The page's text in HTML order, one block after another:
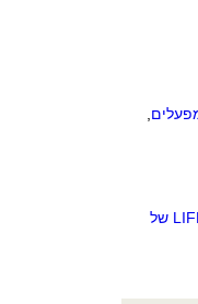
של